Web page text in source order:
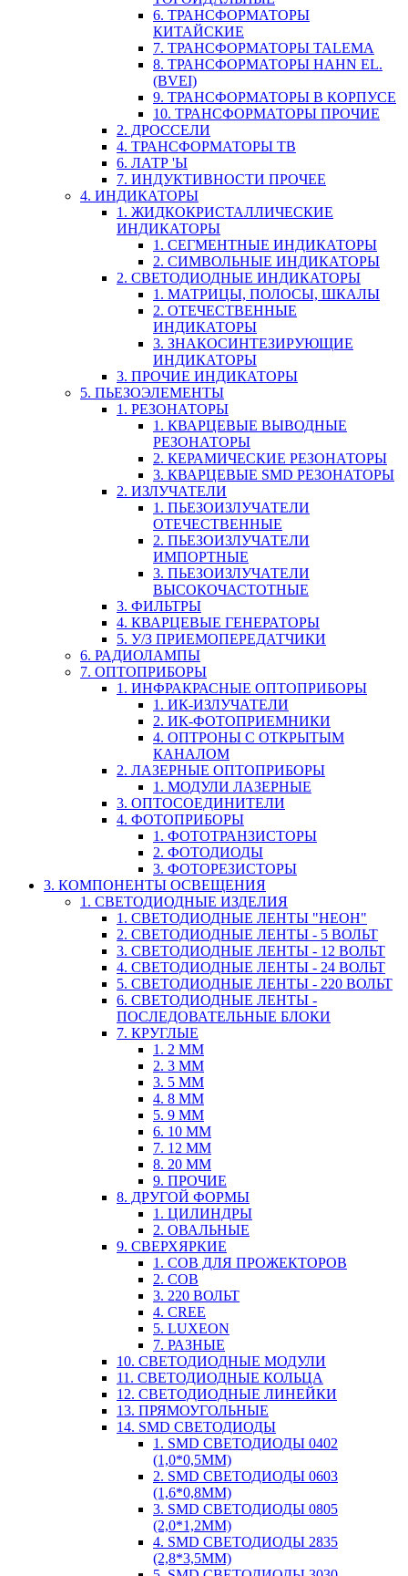
6. ТРАНСФОРМАТОРЫ
КИТАЙСКИЕ
7. ТРАНСФОРМАТОРЫ TALEMA
8. ТРАНСФОРМАТОРЫ HAHN EL.
(BVEI)
9. ТРАНСФОРМАТОРЫ В КОРПУСЕ
10. ТРАНСФОРМАТОРЫ ПРОЧИЕ
2. ДРОССЕЛИ
4. ТРАНСФОРМАТОРЫ ТВ
6. ЛАТР 'Ы
7. ИНДУКТИВНОСТИ ПРОЧЕЕ
4. ИНДИКАТОРЫ
1. ЖИДКОКРИСТАЛЛИЧЕСКИЕ
ИНДИКАТОРЫ
1. СЕГМЕНТНЫЕ ИНДИКАТОРЫ
2. СИМВОЛЬНЫЕ ИНДИКАТОРЫ
2. СВЕТОДИОДНЫЕ ИНДИКАТОРЫ
1. МАТРИЦЫ, ПОЛОСЫ, ШКАЛЫ
2. ОТЕЧЕСТВЕННЫЕ
ИНДИКАТОРЫ
3. ЗНАКОСИНТЕЗИРУЮЩИЕ
ИНДИКАТОРЫ
3. ПРОЧИЕ ИНДИКАТОРЫ
5. ПЬЕЗОЭЛЕМЕНТЫ
1. РЕЗОНАТОРЫ
1. КВАРЦЕВЫЕ ВЫВОДНЫЕ
РЕЗОНАТОРЫ
2. КЕРАМИЧЕСКИЕ РЕЗОНАТОРЫ
3. КВАРЦЕВЫЕ SMD РЕЗОНАТОРЫ
2. ИЗЛУЧАТЕЛИ
1. ПЬЕЗОИЗЛУЧАТЕЛИ
ОТЕЧЕСТВЕННЫЕ
2. ПЬЕЗОИЗЛУЧАТЕЛИ
ИМПОРТНЫЕ
3. ПЬЕЗОИЗЛУЧАТЕЛИ
ВЫСОКОЧАСТОТНЫЕ
3. ФИЛЬТРЫ
4. КВАРЦЕВЫЕ ГЕНЕРАТОРЫ
5. У/З ПРИЕМОПЕРЕДАТЧИКИ
6. РАДИОЛАМПЫ
7. ОПТОПРИБОРЫ
1. ИНФРАКРАСНЫЕ ОПТОПРИБОРЫ
1. ИК-ИЗЛУЧАТЕЛИ
2. ИК-ФОТОПРИЕМНИКИ
4. ОПТРОНЫ С ОТКРЫТЫМ
КАНАЛОМ
2. ЛАЗЕРНЫЕ ОПТОПРИБОРЫ
1. МОДУЛИ ЛАЗЕРНЫЕ
3. ОПТОСОЕДИНИТЕЛИ
4. ФОТОПРИБОРЫ
1. ФОТОТРАНЗИСТОРЫ
2. ФОТОДИОДЫ
3. ФОТОРЕЗИСТОРЫ
3. КОМПОНЕНТЫ ОСВЕЩЕНИЯ
1. СВЕТОДИОДНЫЕ ИЗДЕЛИЯ
1. СВЕТОДИОДНЫЕ ЛЕНТЫ "НЕОН"
2. СВЕТОДИОДНЫЕ ЛЕНТЫ - 5 ВОЛЬТ
3. СВЕТОДИОДНЫЕ ЛЕНТЫ - 12 ВОЛЬТ
4. СВЕТОДИОДНЫЕ ЛЕНТЫ - 24 ВОЛЬТ
5. СВЕТОДИОДНЫЕ ЛЕНТЫ - 220 ВОЛЬТ
6. СВЕТОДИОДНЫЕ ЛЕНТЫ -
ПОСЛЕДОВАТЕЛЬНЫЕ БЛОКИ
7. КРУГЛЫЕ
1. 2 ММ
2. 3 ММ
3. 5 ММ
4. 8 ММ
5. 9 ММ
6. 10 ММ
7. 12 ММ
8. 20 ММ
9. ПРОЧИЕ
8. ДРУГОЙ ФОРМЫ
1. ЦИЛИНДРЫ
2. ОВАЛЬНЫЕ
9. СВЕРХЯРКИЕ
1. COB ДЛЯ ПРОЖЕКТОРОВ
2. COB
3. 220 ВОЛЬТ
4. CREE
5. LUXEON
7. РАЗНЫЕ
10. СВЕТОДИОДНЫЕ МОДУЛИ
11. СВЕТОДИОДНЫЕ КОЛЬЦА
12. СВЕТОДИОДНЫЕ ЛИНЕЙКИ
13. ПРЯМОУГОЛЬНЫЕ
14. SMD СВЕТОДИОДЫ
1. SMD СВЕТОДИОДЫ 0402
(1,0*0,5ММ)
2. SMD СВЕТОДИОДЫ 0603
(1,6*0,8ММ)
3. SMD СВЕТОДИОДЫ 0805
(2,0*1,2ММ)
4. SMD СВЕТОДИОДЫ 2835
(2,8*3,5ММ)